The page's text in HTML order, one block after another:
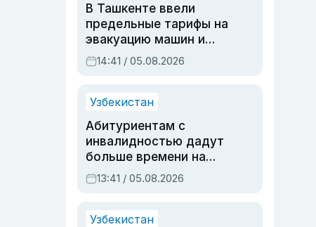
В Ташкенте ввели
предельные тарифы на
эвакуацию машин и
штрафстоянки
14:41 / 05.08.2026
Узбекистан
Абитуриентам с
инвалидностью дадут
больше времени на
вступительных
экзаменах
13:41 / 05.08.2026
Узбекистан